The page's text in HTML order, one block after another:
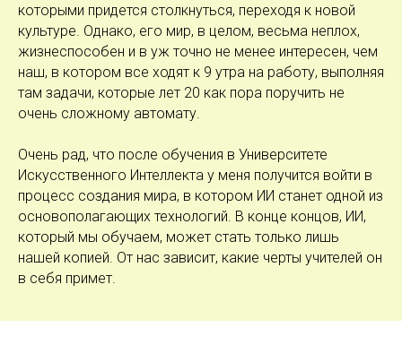
которыми придется столкнуться, переходя к новой
культуре. Однако, его мир, в целом, весьма неплох,
жизнеспособен и в уж точно не менее интересен, чем
наш, в котором все ходят к 9 утра на работу, выполняя
там задачи, которые лет 20 как пора поручить не
очень сложному автомату.
Очень рад, что после обучения в Университете
Искусственного Интеллекта у меня получится войти в
процесс создания мира, в котором ИИ станет одной из
основополагающих технологий. В конце концов, ИИ,
который мы обучаем, может стать только лишь
нашей копией. От нас зависит, какие черты учителей он
в себя примет.